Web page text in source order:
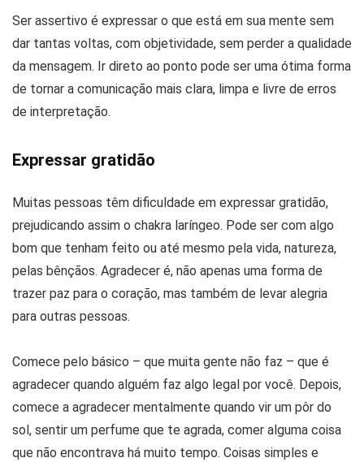
Ser assertivo é expressar o que está em sua mente sem
dar tantas voltas, com objetividade, sem perder a qualidade
da mensagem. Ir direto ao ponto pode ser uma ótima forma
de tornar a comunicação mais clara, limpa e livre de erros
de interpretação.
Expressar gratidão
Muitas pessoas têm dificuldade em expressar gratidão,
prejudicando assim o chakra laríngeo. Pode ser com algo
bom que tenham feito ou até mesmo pela vida, natureza,
pelas bênçãos. Agradecer é, não apenas uma forma de
trazer paz para o coração, mas também de levar alegria
para outras pessoas.
Comece pelo básico – que muita gente não faz – que é
agradecer quando alguém faz algo legal por você. Depois,
comece a agradecer mentalmente quando vir um pôr do
sol, sentir um perfume que te agrada, comer alguma coisa
que não encontrava há muito tempo. Coisas simples e